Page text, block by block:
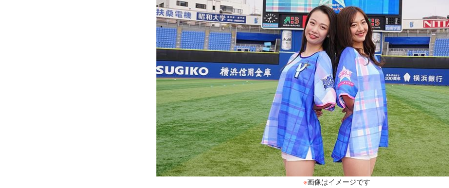
※画像はイメージです